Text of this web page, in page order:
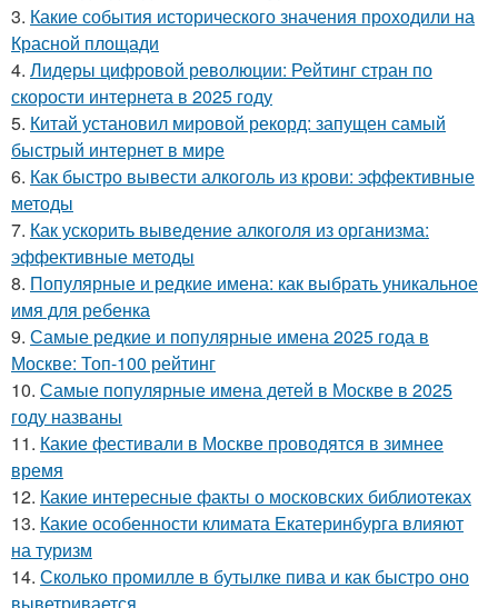
3. Какие события исторического значения проходили на
Красной площади
4. Лидеры цифровой революции: Рейтинг стран по
скорости интернета в 2025 году
5. Китай установил мировой рекорд: запущен самый
быстрый интернет в мире
6. Как быстро вывести алкоголь из крови: эффективные
методы
7. Как ускорить выведение алкоголя из организма:
эффективные методы
8. Популярные и редкие имена: как выбрать уникальное
имя для ребенка
9. Самые редкие и популярные имена 2025 года в
Москве: Топ-100 рейтинг
10. Самые популярные имена детей в Москве в 2025
году названы
11. Какие фестивали в Москве проводятся в зимнее
время
12. Какие интересные факты о московских библиотеках
13. Какие особенности климата Екатеринбурга влияют
на туризм
14. Сколько промилле в бутылке пива и как быстро оно